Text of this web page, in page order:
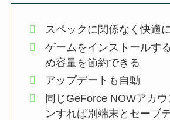
スペックに関係なく快適
ゲームをインストールす
め容量を節約できる
アップデートも自動
同じGeForce NOWアカ
ンすれば別端末とセーブ